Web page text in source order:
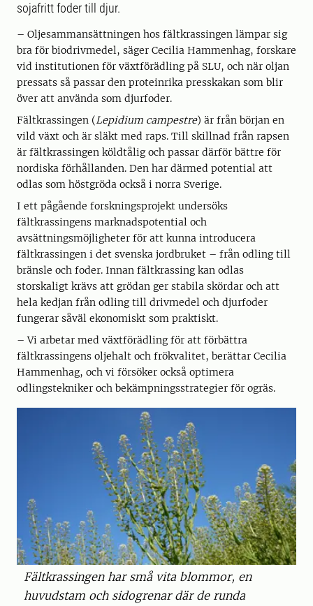
sojafritt foder till djur.
– Oljesammansättningen hos fältkrassingen lämpar sig
bra för biodrivmedel, säger Cecilia Hammenhag, forskare
vid institutionen för växtförädling på SLU, och när oljan
pressats så passar den proteinrika presskakan som blir
över att använda som djurfoder.
Fältkrassingen (Lepidium campestre) är från början en
vild växt och är släkt med raps. Till skillnad från rapsen
är fältkrassingen köldtålig och passar därför bättre för
nordiska förhållanden. Den har därmed potential att
odlas som höstgröda också i norra Sverige.
I ett pågående forskningsprojekt undersöks
fältkrassingens marknadspotential och
avsättningsmöjligheter för att kunna introducera
fältkrassingen i det svenska jordbruket – från odling till
bränsle och foder. Innan fältkrassing kan odlas
storskaligt krävs att grödan ger stabila skördar och att
hela kedjan från odling till drivmedel och djurfoder
fungerar såväl ekonomiskt som praktiskt.
– Vi arbetar med växtförädling för att förbättra
fältkrassingens oljehalt och frökvalitet, berättar Cecilia
Hammenhag, och vi försöker också optimera
odlingstekniker och bekämpningsstrategier för ogräs.
Fältkrassingen har små vita blommor, en
huvudstam och sidogrenar där de runda